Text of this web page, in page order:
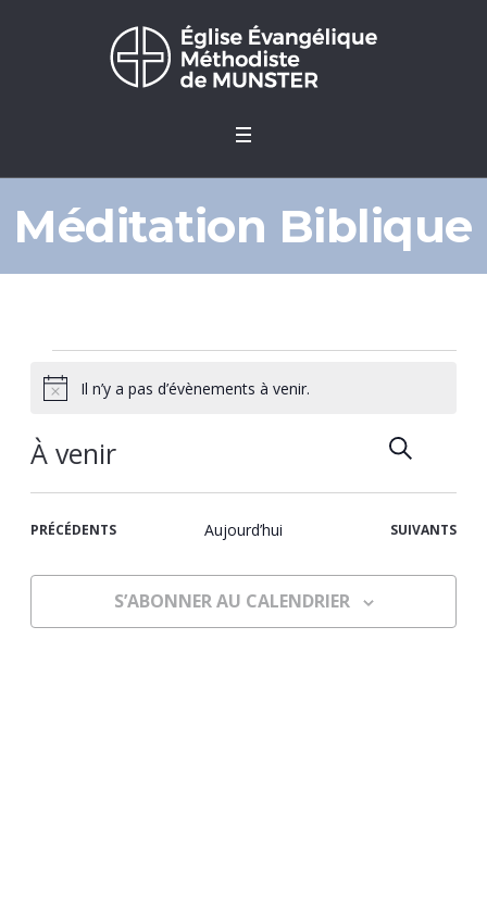
Méditation Biblique
Évènements
NoticeIl n’y a pas d’évènements à venir.
et
de
vues
À venir
Sélectionnez
date
ÉVÈNEMENTS
PRÉCÉDENTS Aujourd’hui ÉVÈNEMENTS
SUIVANTS
S’ABONNER AU CALENDRIER